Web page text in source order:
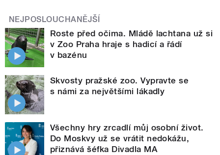
NEJPOSLOUCHANĚJŠÍ
Roste před očima. Mládě lachtana už si
v Zoo Praha hraje s hadicí a řádí
v bazénu
Skvosty pražské zoo. Vypravte se
s námi za největšími lákadly
Všechny hry zrcadlí můj osobní život.
Do Moskvy už se vrátit nedokážu,
přiznává šéfka Divadla MA